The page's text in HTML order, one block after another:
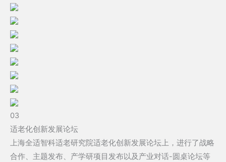
03
适老化创新发展论坛
上海全适智科适老研究院适老化创新发展论坛上，进行了战略
合作、主题发布、产学研项目发布以及产业对话-圆桌论坛等